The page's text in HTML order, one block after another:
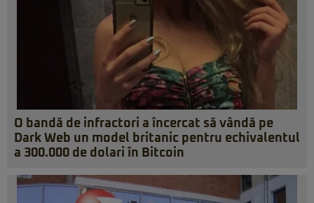
O bandă de infractori a încercat să vândă pe
Dark Web un model britanic pentru echivalentul
a 300.000 de dolari în Bitcoin